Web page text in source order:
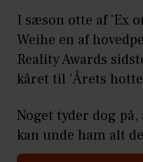
I sæson otte af 'Ex
Weihe en af
Reality Awards
kåret til 'Årets
Noget tyder dog
kan unde ham alt